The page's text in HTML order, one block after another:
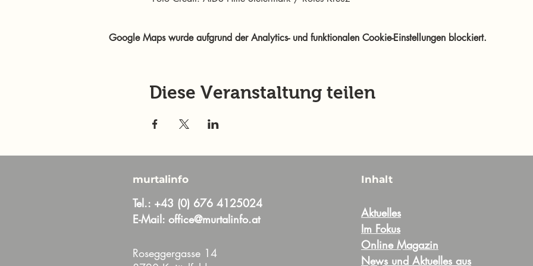
Google Maps wurde aufgrund der Analytics- und funktionalen Cookie-Einstellungen blockiert.
Diese Veranstaltung teilen
murtalinfo
Tel.: +43 (0) 676 4125024
E-Mail: office@murtalinfo.at
Roseggergasse 14
Inhalt
Aktuelles
Im Fokus
Online Magazin
News und Aktuelles aus